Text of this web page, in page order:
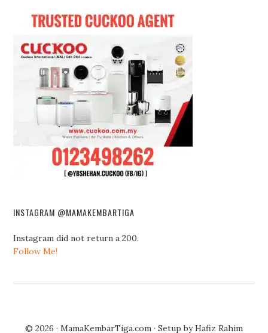
INSTAGRAM @MAMAKEMBARTIGA
Instagram did not return a 200.
Follow Me!
© 2026 · MamaKembarTiga.com · Setup byHafiz Rahim